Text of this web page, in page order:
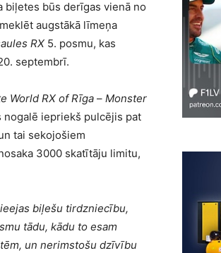
biļetes būs derīgas vienā no
augstākā līmeņa
RX 5. posmu, kas
septembrī.
World RX of Rīga – Monster
nogalē iepriekš pulcējis pat
tai sekojošiem
3000 skatītāju limitu,
ieejas biļešu tirdzniecību,
tādu, kādu to esam
un nerimstošu dzīvību